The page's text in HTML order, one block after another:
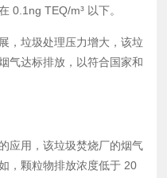
0.1ng TEQ/m³ 以下。
，垃圾处理压力增大，该垃
气达标排放，以符合国家和
应用，该垃圾焚烧厂的烟气
，颗粒物排放浓度低于 20